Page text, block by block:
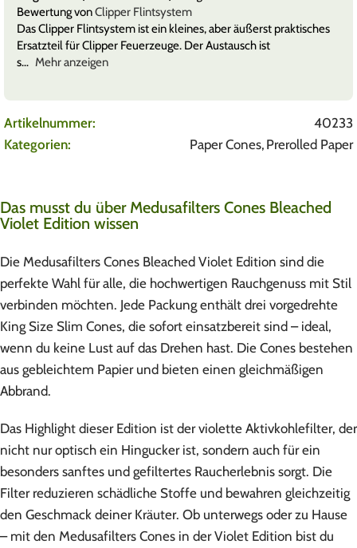
Bewertung vonClipper Feuerzeuggas 300ml – pure Isobutane
Das Clipper Feuerzeuggas mit 300 ml Inhalt hat mich durch
seine zuverlässige Qualität überzeugt. Das Gas lässt sich
saub
Mehr anzeigen
Artikelnummer:
40233
Kategorien:
Paper Cones, Prerolled Paper
Das musst du über Medusafilters Cones Bleached
Violet Edition wissen
Die Medusafilters Cones Bleached Violet Edition sind die
perfekte Wahl für alle, die hochwertigen Rauchgenuss mit Stil
verbinden möchten. Jede Packung enthält drei vorgedrehte
King Size Slim Cones, die sofort einsatzbereit sind – ideal,
wenn du keine Lust auf das Drehen hast. Die Cones bestehen
aus gebleichtem Papier und bieten einen gleichmäßigen
Abbrand.
Das Highlight dieser Edition ist der violette Aktivkohlefilter, der
nicht nur optisch ein Hingucker ist, sondern auch für ein
besonders sanftes und gefiltertes Raucherlebnis sorgt. Die
Filter reduzieren schädliche Stoffe und bewahren gleichzeitig
den Geschmack deiner Kräuter. Ob unterwegs oder zu Hause
– mit den Medusafilters Cones in der Violet Edition bist du